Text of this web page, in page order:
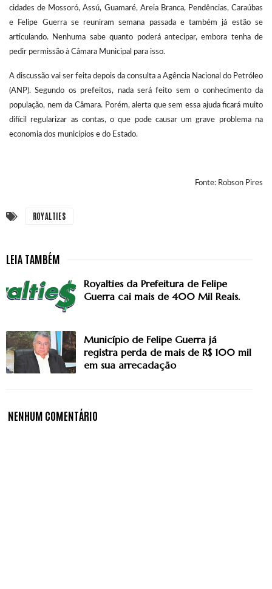
cidades de Mossoró, Assú, Guamaré, Areia Branca, Pendências, Caraúbas
e Felipe Guerra se reuniram semana passada e também já estão se
articulando. Nenhuma sabe quanto poderá antecipar, embora tenha de
pedir permissão à Câmara Municipal para isso.
A discussão vai ser feita depois da consulta a Agência Nacional do Petróleo
(ANP). Segundo os prefeitos, nada será feito sem o conhecimento da
população, nem da Câmara. Porém, alerta que sem essa ajuda ficará muito
difícil regularizar as contas, o que pode causar um grave problema na
economia dos municípios e do Estado.
Fonte: Robson Pires
ROYALTIES
Royalties da Prefeitura de Felipe
Guerra cai mais de 400 Mil Reais.
Município de Felipe Guerra já
registra perda de mais de R$ 100 mil
em sua arrecadação
NENHUM COMENTÁRIO